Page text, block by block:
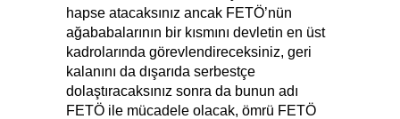
hapse atacaksınız ancak FETÖ’nün
ağababalarının bir kısmını devletin en üst
kadrolarında görevlendireceksiniz, geri
kalanını da dışarıda serbestçe
dolaştıracaksınız sonra da bunun adı
FETÖ ile mücadele olacak, ömrü FETÖ